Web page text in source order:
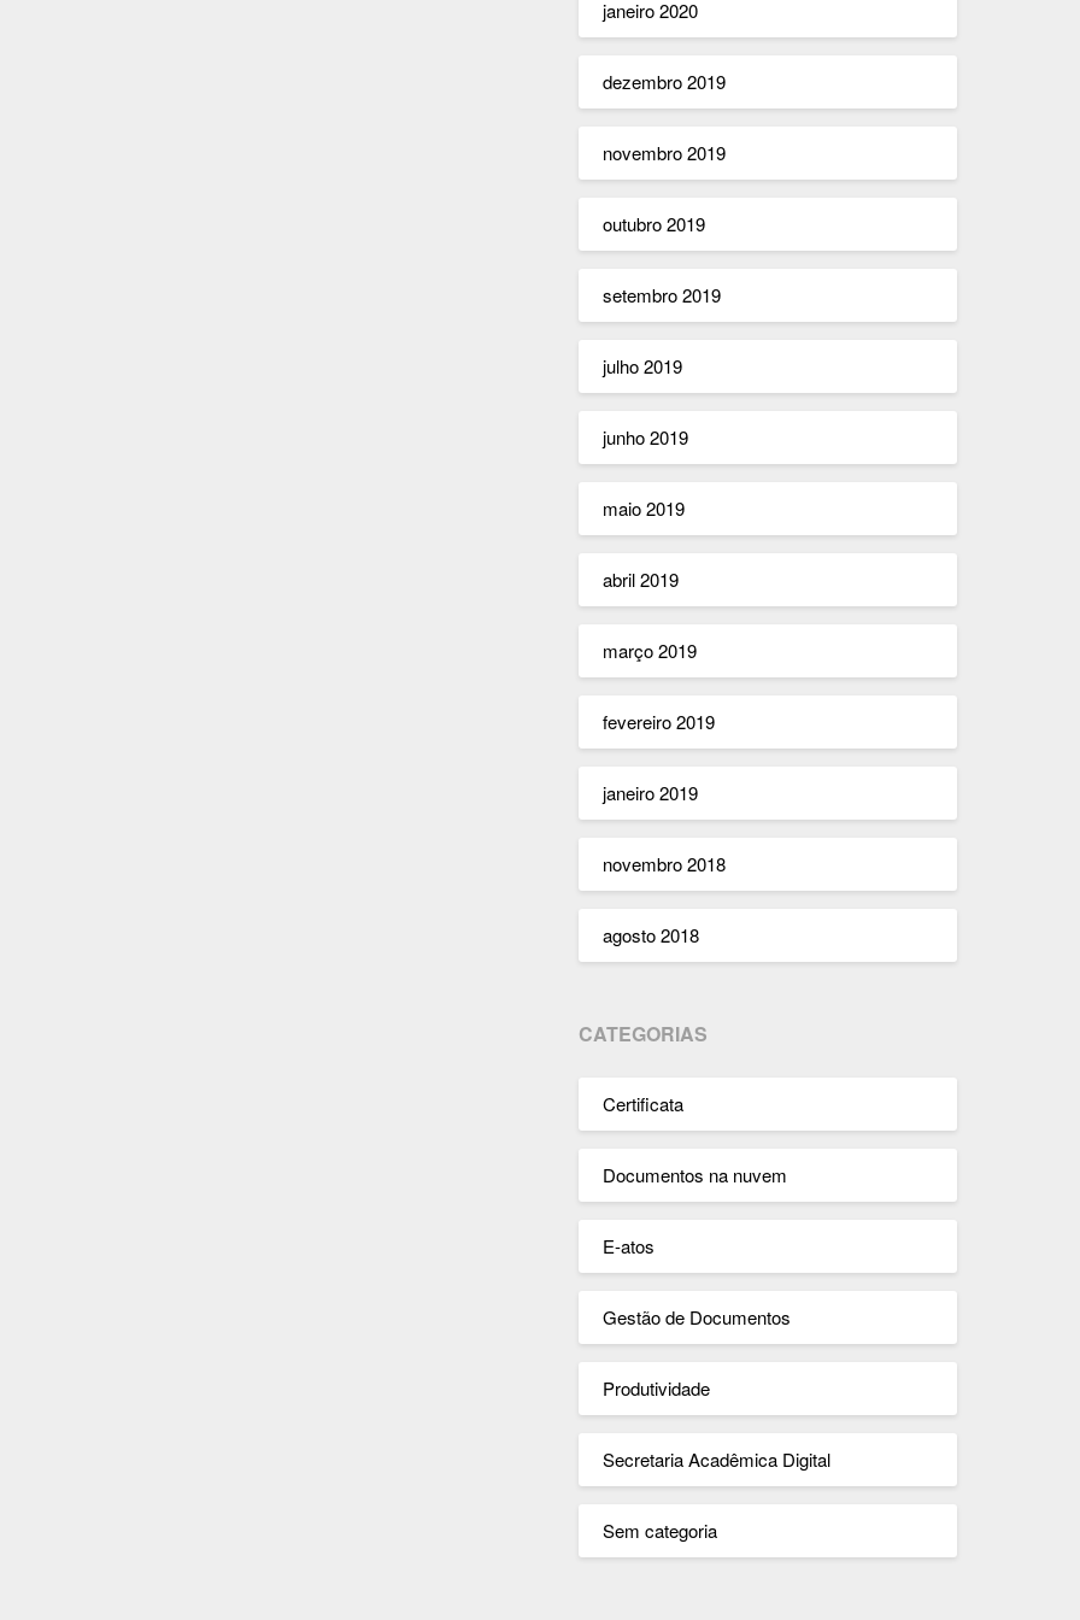
janeiro 2020
dezembro 2019
novembro 2019
outubro 2019
setembro 2019
julho 2019
junho 2019
maio 2019
abril 2019
março 2019
fevereiro 2019
janeiro 2019
novembro 2018
agosto 2018
CATEGORIAS
Certificata
Documentos na nuvem
E-atos
Gestão de Documentos
Produtividade
Secretaria Acadêmica Digital
Sem categoria